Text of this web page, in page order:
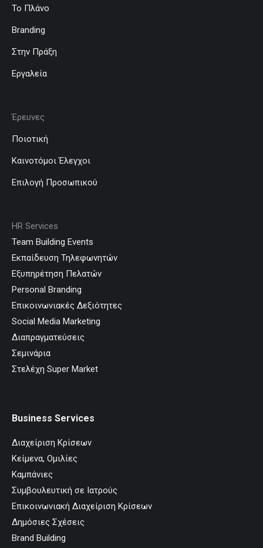
Το Πλάνο
Branding
Στην Πράξη
Εργαλεία
Έρευνες
Ποιοτική
Καινοτόμοι Έλεγχοι
Επιλογή Προσωπικού
HR Services
Team Building Events
Εκπαίδευση Τηλεφωνητών
Εξυπηρέτηση Πελατών
Personal Branding
Επικοινωνιακές Δεξιότητες
Social Media Marketing
Διαπραγματεύσεις
Σεμινάρια
Στελέχη Super Market
Business Services
Διαχείριση Κρίσεων
Κείμενα, Ομιλίες
Καμπάνιες
Συμβουλευτική σε Ιατρούς
Επικοινωνιακή Διαχείριση Κρίσεων
Δημόσιες Σχέσεις
Brand Building